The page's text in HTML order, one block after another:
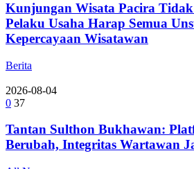
Kunjungan Wisata Pacira Tidak
Pelaku Usaha Harap Semua
Kepercayaan Wisatawan
Berita
2026-08-04
0 37
Tantan Sulthon Bukhawan:
Berubah, Integritas Wartawan